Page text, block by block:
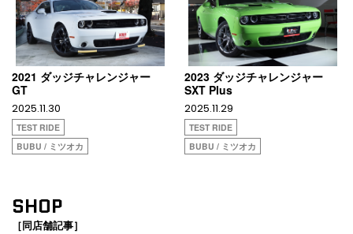
2021 ダッジチャレンジャー
GT
2025.11.30
TEST RIDE
BUBU / ミツオカ
2023 ダッジチャレンジャー
SXT Plus
2025.11.29
TEST RIDE
BUBU / ミツオカ
SHOP
［同店舗記事］